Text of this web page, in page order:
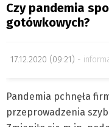
Czy pandemia
gotówkowych?
17.12.2020 (09:21)
Pandemia pchnęła
przeprowadzenia